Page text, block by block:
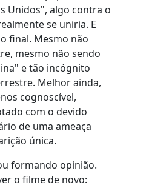
Unidos", algo contra o
se uniria. E
final. Mesmo não
mesmo não sendo
e tão incógnito
Melhor ainda,
cognoscível,
com o devido
de uma ameaça
única.
formando opinião.
o filme de novo: